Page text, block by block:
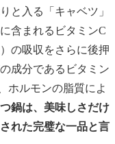
と入る「キャベツ」
含まれるビタミンC
の吸収をさらに後押
成分であるビタミン
ホルモンの脂質によ
鍋は、美味しさだけ
れた完璧な一品と言